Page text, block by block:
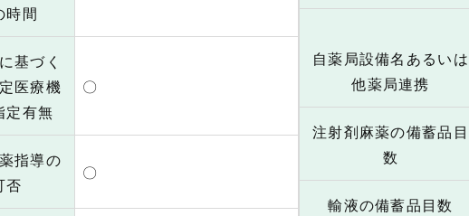
時間
基づく
医療機
定有無
〇
指導の
否
〇
自薬局設備名あるいは
他薬局連携
注射剤麻薬の備蓄品目
数
輸液の備蓄品目数